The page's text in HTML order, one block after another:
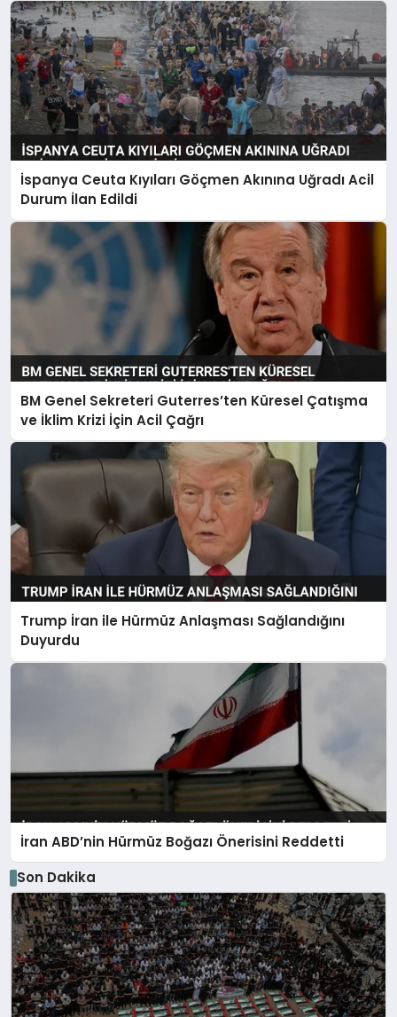
İspanya Ceuta Kıyıları Göçmen Akınına Uğradı Acil
Durum İlan Edildi
BM Genel Sekreteri Guterres’ten Küresel Çatışma
ve İklim Krizi İçin Acil Çağrı
Trump İran ile Hürmüz Anlaşması Sağlandığını
Duyurdu
İran ABD’nin Hürmüz Boğazı Önerisini Reddetti
Son Dakika